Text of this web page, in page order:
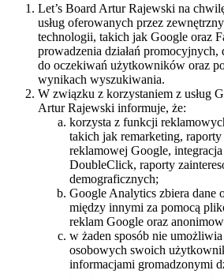
Let’s Board Artur Rajewski na
usług oferowanych przez
technologii, takich jak Google oraz
prowadzenia działań
do oczekiwań użytkowników oraz
wynikach wyszukiwania.
W związku z korzystaniem z usług
Artur Rajewski informuje, że:
korzysta z funkcji
takich jak remarketing,
reklamowej Google,
DoubleClick, raporty
demograficznych;
Google Analytics zbiera
między innymi za pomocą
reklam Google oraz
w żaden sposób nie umożliwia
osobowych swoich
informacjami gromadzonymi